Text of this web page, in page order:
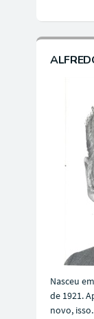
Nasceu
de 1921.
novo,